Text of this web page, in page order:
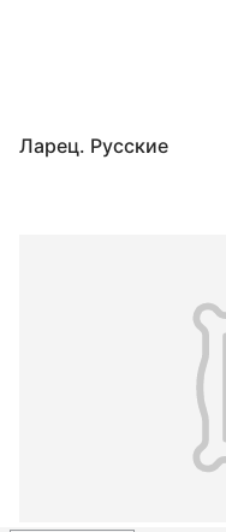
Ларец. Русские